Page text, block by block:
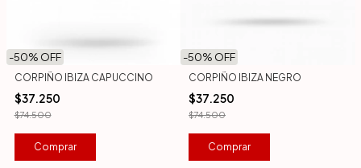
-50% OFF
CORPIÑO IBIZA CAPUCCINO
$37.250
$74.500
Comprar
-50% OFF
CORPIÑO IBIZA NEGRO
$37.250
$74.500
Comprar